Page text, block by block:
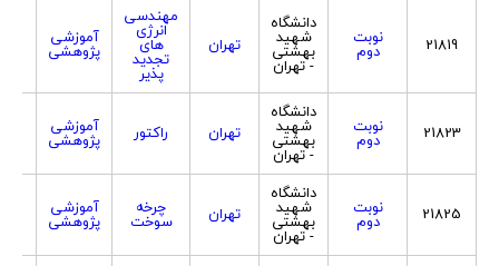
21819 نوبت
دوم
دانشگاه
شهید
بهشتی
- تهران
تهران
مهندسی
انرژی
های
تجدید
پذیر
آموزشی
پژوهشی
21823 نوبت
دوم
دانشگاه
شهید
بهشتی
- تهران
تهران راکتور آموزشی
پژوهشی
21825 نوبت
دوم
دانشگاه
شهید
بهشتی
- تهران
تهران چرخه
سوخت
آموزشی
پژوهشی